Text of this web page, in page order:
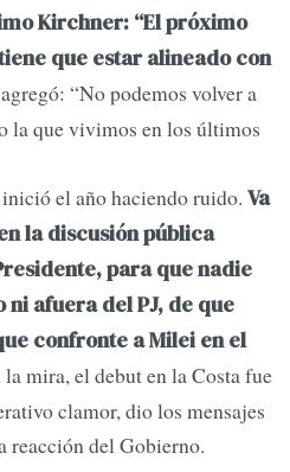
Kirchner: “El próximo
que estar alineado con
“No podemos volver a
la que vivimos en los últimos
el año haciendo ruido. Va
la discusión pública
para que nadie
afuera del PJ, de que
confronte a Milei en el
mira, el debut en la Costa fue
clamor, dio los mensajes
reacción del Gobierno.